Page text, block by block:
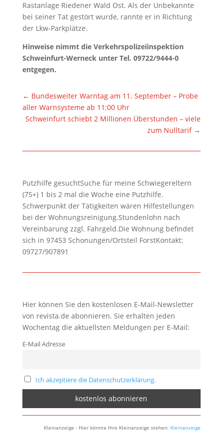
Rastanlage Riedener Wald Ost. Als der Unbekannte
bei seiner Tat gestört wurde, rannte er in Richtung
der Lkw-Parkplätze.
Hinweise nimmt die Verkehrspolizeiinspektion
Schweinfurt-Werneck unter Tel. 09722/9444-0
entgegen.
← Bundesweiter Warntag am 11. September – Probe
aller Warnsysteme ab 11:00 Uhr
Schweinfurt schiebt 2 Millionen Überstunden – viele
zum Nulltarif→
Putzhilfe gesuchtSuche für meine Schwiegereltern
(75+) 1 bis 2 mal die Woche eine Putzhilfe.
Schwerpunkt der Tätigkeiten wären Hilfestellungen
bei der Wohnungsreinigung.Stundenlohn nach
Vereinbarung zzgl. Fahrgeld.Die Wohnung befindet
sich in 97453 Schonungen/Ortsteil ForstKontakt:
09727/907891
Hier können Sie den kostenlosen E-Mail-Newsletter
von revista.de abonnieren. Sie erhalten jeden
Wochentag die aktuellsten Meldungen per E-Mail:
E-Mail Adresse
Ich akzeptiere die Datenschutzerklärung.
Kleinanzeige - Hier könnte Ihre Kleinanzeige stehen: Kleinanzeige